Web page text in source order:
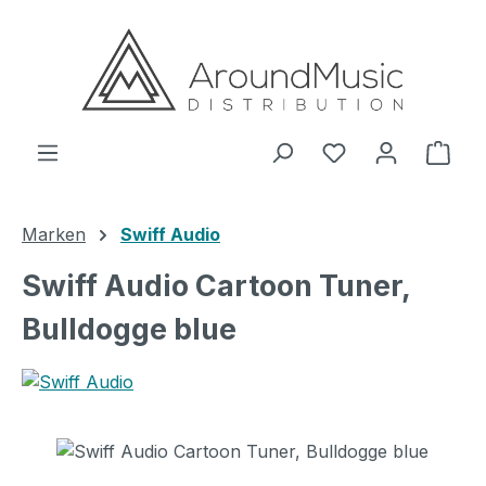
Zum Hauptinhalt springen
Marken Swiff Audio
Swiff Audio Cartoon Tuner,
Bulldogge blue
Bildergalerie überspringen